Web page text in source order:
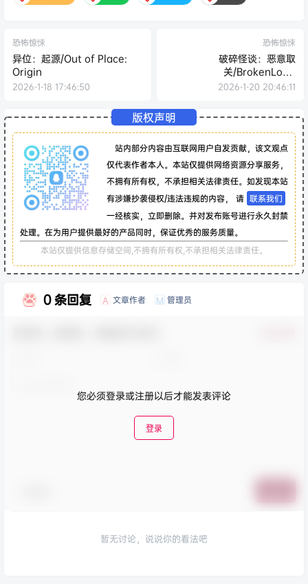
恐怖惊悚
异位：起源/Out of Place:
Origin
2026-1-18 17:46:50
恐怖惊悚
破碎怪谈：恶意取
关/BrokenLore:
UNFOLLOW
2026-1-20 20:46:11
版权声明
站内部分内容由互联网用户自发贡献，该文观点
仅代表作者本人。本站仅提供网络资源分享服务，
不拥有所有权，不承担相关法律责任。如发现本站
有涉嫌抄袭侵权/违法违规的内容， 请 联系我们
一经核实，立即删除。并对发布账号进行永久封禁
处理。在为用户提供最好的产品同时，保证优秀的服务质量。
本站仅提供信息存储空间,不拥有所有权,不承担相关法律责任。
0 条回复 A 文章作者 M 管理员
您必须登录或注册以后才能发表评论
登录
暂无讨论，说说你的看法吧